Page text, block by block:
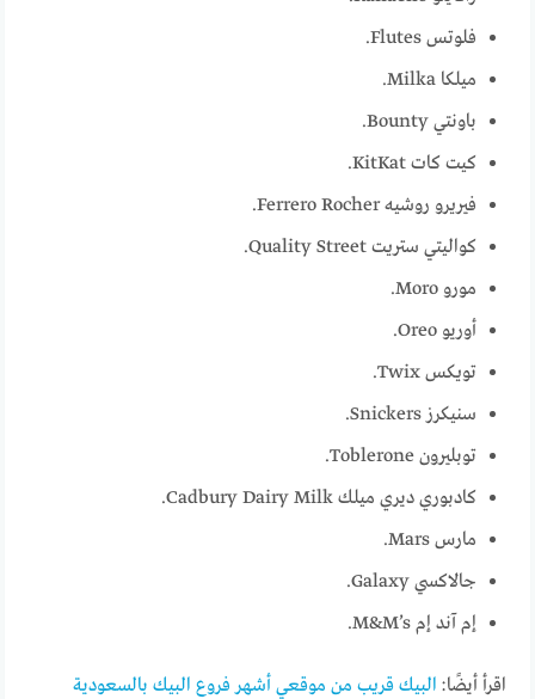
فلوتس Flutes.
ميلكا Milka.
باونتي Bounty.
كيت كات KitKat.
فيريرو روشيه Ferrero Rocher.
كواليتي ستريت Quality Street.
مورو Moro.
أوريو Oreo.
تويكس Twix.
سنيكرز Snickers.
توبليرون Toblerone.
كادبوري ديري ميلك Cadbury Dairy Milk.
مارس Mars.
جالاكسي Galaxy.
إم آند إم M&M’s.
اقرأ أيضًا: البيك قريب من موقعي أشهر فروع البيك بالسعودية